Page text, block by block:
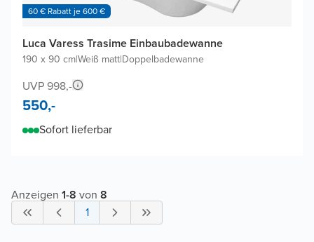
60 € Rabatt je 600 €
Luca Varess Trasime Einbaubadewanne
190 x 90 cm|Weiß matt|Doppelbadewanne
UVP 998,-
550,-
Sofort lieferbar
Anzeigen 1-8 von 8
1